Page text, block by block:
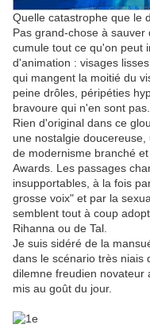
Quelle catastrophe que le
Pas grand-chose à
cumule tout ce qu'on peut
d'animation : visages
qui mangent la moitié du
peine drôles, péripéties
bravoure qui n'en sont pas.
Rien d'original dans ce
une nostalgie
de modernisme branché
Awards. Les passages
insupportables, à la fois
grosse voix" et par la
semblent tout à coup
Rihanna ou de Tal.
Je suis sidéré de la
dans le scénario très niais
dilemne freudien novateur
mis au goût du jour.